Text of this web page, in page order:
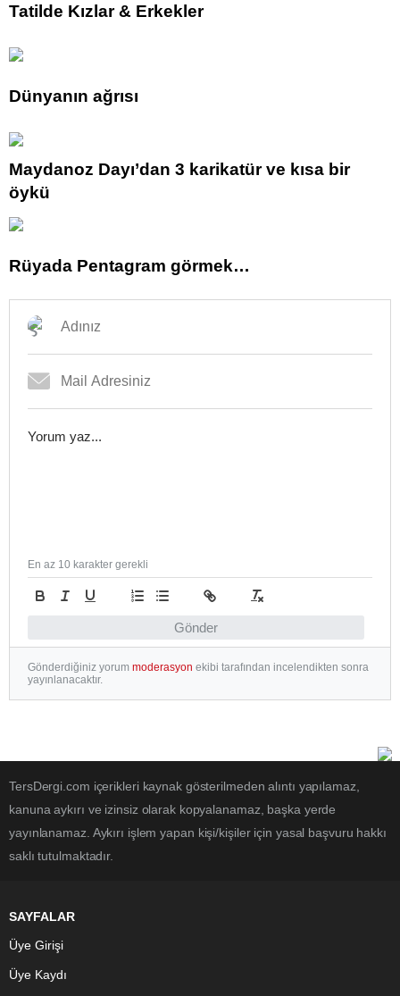
Tatilde Kızlar & Erkekler
Dünyanın ağrısı
Maydanoz Dayı’dan 3 karikatür ve kısa bir
öykü
Rüyada Pentagram görmek…
Gönder
En az 10 karakter gerekli
Gönderdiğiniz yorum moderasyon ekibi tarafından incelendikten sonra
yayınlanacaktır.
TersDergi.com içerikleri kaynak gösterilmeden alıntı yapılamaz,
kanuna aykırı ve izinsiz olarak kopyalanamaz, başka yerde
yayınlanamaz. Aykırı işlem yapan kişi/kişiler için yasal başvuru hakkı
saklı tutulmaktadır.
SAYFALAR
Üye Girişi
Üye Kaydı